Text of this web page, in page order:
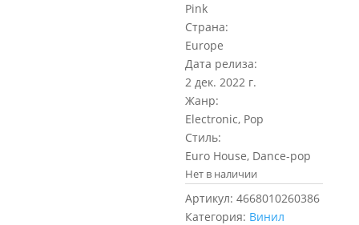
Pink
Страна:
Europe
Дата релиза:
2 дек. 2022 г.
Жанр:
Electronic, Pop
Стиль:
Euro House, Dance-pop
Нет в наличии
Артикул:4668010260386
Категория: Винил